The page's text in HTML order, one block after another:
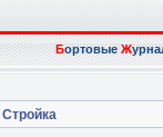
БортовыеЖ
Стройка